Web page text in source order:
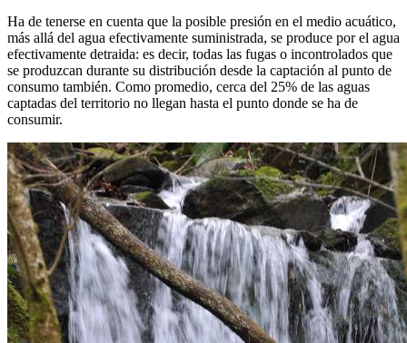
Ha de tenerse en cuenta que la posible presión en el medio acuático,
más allá del agua efectivamente suministrada, se produce por el agua
efectivamente detraida: es decir, todas las fugas o incontrolados que
se produzcan durante su distribución desde la captación al punto de
consumo también. Como promedio, cerca del 25% de las aguas
captadas del territorio no llegan hasta el punto donde se ha de
consumir.